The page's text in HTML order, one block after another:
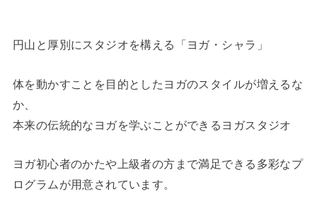
円山と厚別にスタジオを構える「ヨガ・シャラ」
体を動かすことを目的としたヨガのスタイルが増えるな
か、
本来の伝統的なヨガを学ぶことができるヨガスタジオ
ヨガ初心者のかたや上級者の方まで満足できる多彩なプ
ログラムが用意されています。